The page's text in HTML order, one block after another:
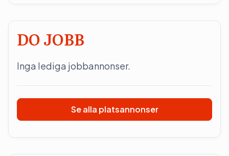
DO JOBB
Inga lediga jobbannonser.
Se alla platsannonser